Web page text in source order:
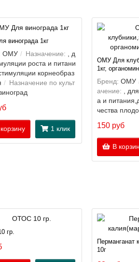
винограда 1кг
ОМУ Назначение:
, д
роста и питани
корнеобраз
Назначение по культ
1 клик
ОМУ Для
1кг,
Бренд: ОМУ
ачение:
,
а и
чества
150 руб
В
гр.
Перманганат
10г